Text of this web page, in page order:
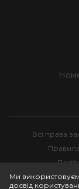
Всі права
Ми
досвід